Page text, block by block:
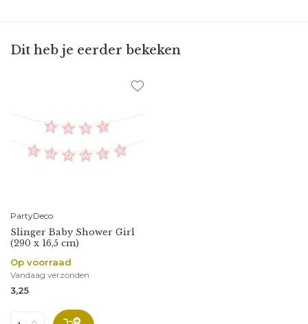
Dit heb je eerder bekeken
PartyDeco
Slinger Baby Shower Girl
(290 x 16,5 cm)
Op voorraad
Vandaag verzonden
3,25